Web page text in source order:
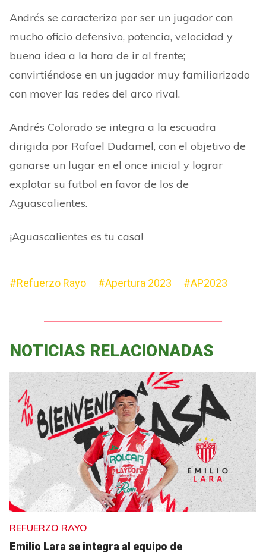
Andrés se caracteriza por ser un jugador con
mucho oficio defensivo, potencia, velocidad y
buena idea a la hora de ir al frente;
convirtiéndose en un jugador muy familiarizado
con mover las redes del arco rival.
Andrés Colorado se integra a la escuadra
dirigida por Rafael Dudamel, con el objetivo de
ganarse un lugar en el once inicial y lograr
explotar su futbol en favor de los de
Aguascalientes.
¡Aguascalientes es tu casa!
#Refuerzo Rayo #Apertura 2023 #AP2023
NOTICIAS RELACIONADAS
REFUERZO RAYO
Emilio Lara se integra al equipo de